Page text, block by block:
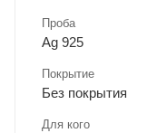
Проба
Ag 925
Покрытие
Без покрытия
Для кого